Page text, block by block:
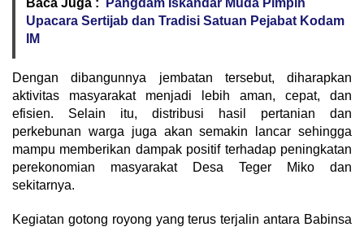
Baca Juga :
Pangdam Iskandar Muda Pimpin
Upacara Sertijab dan Tradisi Satuan Pejabat Kodam
IM
Dengan dibangunnya jembatan tersebut, diharapkan
aktivitas masyarakat menjadi lebih aman, cepat, dan
efisien. Selain itu, distribusi hasil pertanian dan
perkebunan warga juga akan semakin lancar sehingga
mampu memberikan dampak positif terhadap peningkatan
perekonomian masyarakat Desa Teger Miko dan
sekitarnya.
Kegiatan gotong royong yang terus terjalin antara Babinsa